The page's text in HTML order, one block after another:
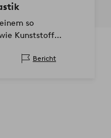
so
Kunststoff
Bericht